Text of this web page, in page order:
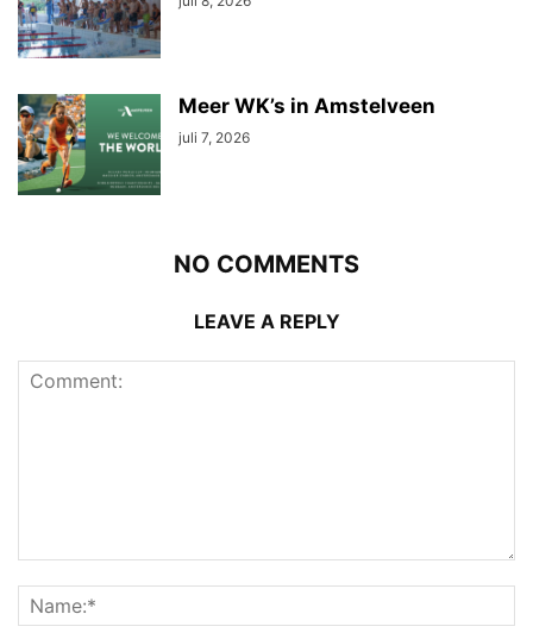
Meer WK’s in Amstelveen
juli 7, 2026
NO COMMENTS
LEAVE A REPLY